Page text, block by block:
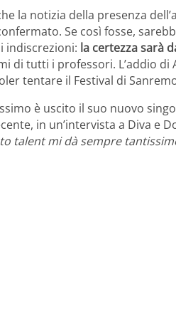
la notizia della presenza
Se così fosse,
indiscrezioni: la certezza sarà
di tutti i professori. L’addio
tentare il Festival di
è uscito il suo nuovo
in un’intervista a Diva e
talent mi dà sempre